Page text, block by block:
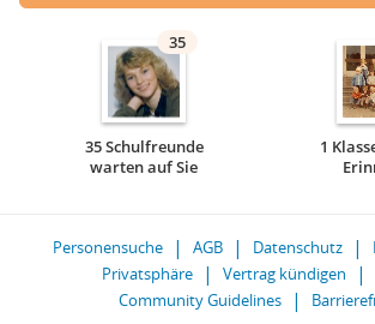
35
35 Schulfreunde
warten auf Sie
1
Personensuche AGB Datenschutz
Privatsphäre
Vertrag kündigen
Community Guidelines